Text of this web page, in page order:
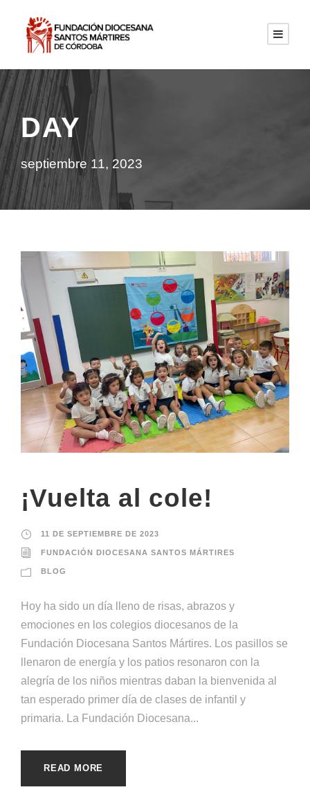
DAY
septiembre 11, 2023
¡Vuelta al cole!
11 DE SEPTIEMBRE DE 2023
FUNDACIÓN DIOCESANA SANTOS MÁRTIRES
BLOG
Hoy ha sido un día lleno de risas, abrazos y
emociones en los colegios diocesanos de la
Fundación Diocesana Santos Mártires. Los pasillos se
llenaron de energía y los patios resonaron con la
alegría de los niños mientras daban la bienvenida al
tan esperado primer día de clases de infantil y
primaria. La Fundación Diocesana...
READ MORE